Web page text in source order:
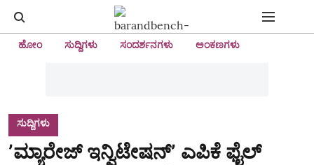
ಹೋಂ ಸುದ್ದಿಗಳು ಸಂದರ್ಶನಗಳು ಅಂಕಣಗಳು
ಸುದ್ದಿಗಳು
ʼಮ್ಯಾರೇಜ್‌ ಇನ್ವಿಟೇಷನ್‌ʼ ಎಪಿಕೆ ಫೈಲ್‌